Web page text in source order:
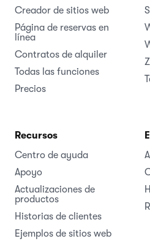
Creador de sitios web
Página de reservas en
línea
Contratos de alquiler
Todas las funciones
Precios
Recursos
Centro de ayuda
Apoyo
Actualizaciones de
productos
Historias de clientes
Ejemplos de sitios web